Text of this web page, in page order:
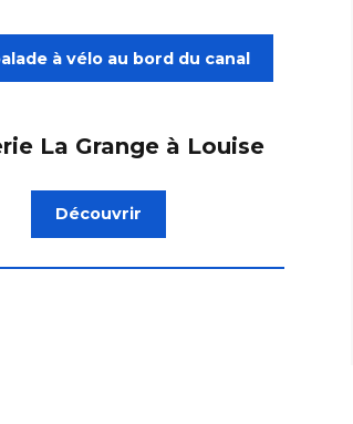
à vélo au bord du canal
La Grange à Louise
Découvrir